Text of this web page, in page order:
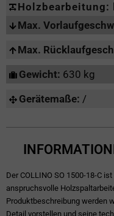
Holzbearbeitung:
Max.
Max.
Gewicht: 630 kg
Gerätemaße: /
Der COLLINO SO 1500-18-C
anspruchsvolle
Produktbeschreibung werden
Detail vorstellen und seine